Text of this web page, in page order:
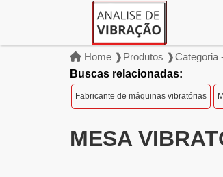
Home ❱ Produtos ❱Categoria
Buscas relacionadas:
Fabricante de máquinas vibratórias
MESA